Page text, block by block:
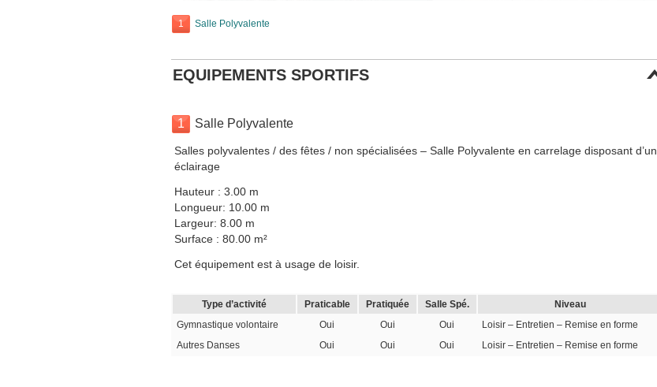
1 Salle Polyvalente
EQUIPEMENTS SPORTIFS
1 Salle Polyvalente
Salles polyvalentes / des fêtes / non spécialisées – Salle Polyvalente en carrelage disposant d’un
éclairage
Hauteur : 3.00 m
Longueur: 10.00 m
Largeur: 8.00 m
Surface : 80.00 m²
Cet équipement est à usage de loisir.
Type d’activité Praticable Pratiquée Salle Spé.
Niveau
Gymnastique volontaire
Oui Oui Oui
Loisir – Entretien – Remise en forme
Autres Danses
Oui Oui Oui Loisir – Entretien – Remise en forme